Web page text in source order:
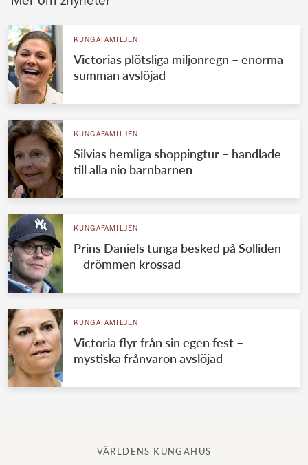
KUNGAFAMILJEN
Victorias plötsliga miljonregn – enorma
summan avslöjad
KUNGAFAMILJEN
Silvias hemliga shoppingtur – handlade
till alla nio barnbarnen
KUNGAFAMILJEN
Prins Daniels tunga besked på Solliden
– drömmen krossad
KUNGAFAMILJEN
Victoria flyr från sin egen fest –
mystiska frånvaron avslöjad
VÄRLDENS KUNGAHUS